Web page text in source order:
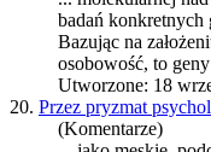
badań konkretnych
Bazując na
osobowość, to
Utworzone: 18
20. Przez pryzmat
(Komentarze)